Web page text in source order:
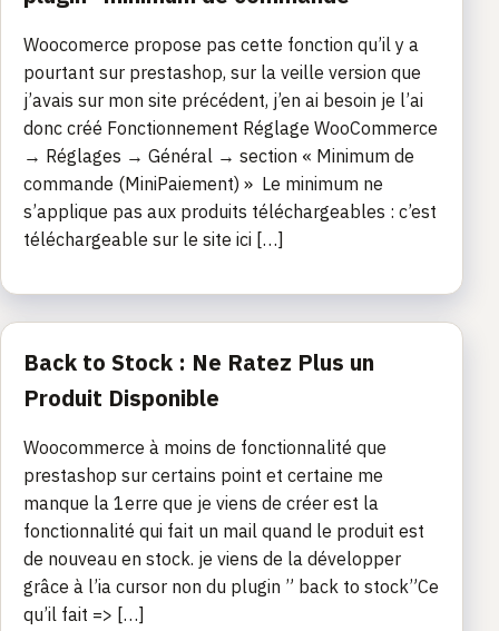
Woocomerce propose pas cette fonction qu’il y a
pourtant sur prestashop, sur la veille version que
j’avais sur mon site précédent, j’en ai besoin je l’ai
donc créé Fonctionnement Réglage WooCommerce
→ Réglages → Général → section « Minimum de
commande (MiniPaiement) » Le minimum ne
s’applique pas aux produits téléchargeables : c’est
téléchargeable sur le site ici […]
Back to Stock : Ne Ratez Plus un
Produit Disponible
Woocommerce à moins de fonctionnalité que
prestashop sur certains point et certaine me
manque la 1erre que je viens de créer est la
fonctionnalité qui fait un mail quand le produit est
de nouveau en stock. je viens de la développer
grâce à l’ia cursor non du plugin ” back to stock”Ce
qu’il fait => […]